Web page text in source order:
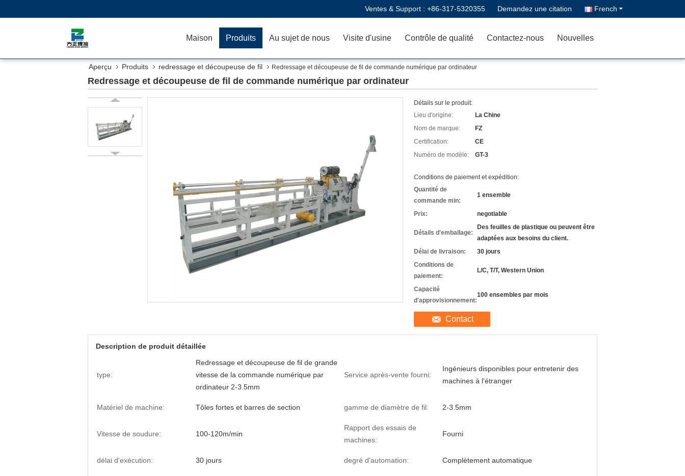
Ventes & Support : +86-317-5320355 Demandez une citation French
Maison Produits Au sujet de nous Visite d'usine Contrôle de qualité Contactez-nous Nouvelles
Aperçu Produits redressage et découpeuse de fil Redressage et découpeuse de fil de commande numérique par ordinateur
Redressage et découpeuse de fil de commande numérique par ordinateur
Détails sur le produit:
Lieu d'origine:
La Chine
Nom de marque:
FZ
Certification:
CE
Numéro de modèle:
GT-3
Conditions de paiement et expédition:
Quantité de
commande min:
1 ensemble
Prix: negotiable
Détails d'emballage:
Des feuilles de plastique ou peuvent être
adaptées aux besoins du client.
Délai de livraison:
30 jours
Conditions de
paiement:
L/C, T/T, Western Union
Capacité
d'approvisionnement:
100 ensembles par mois
Contact
Description de produit détaillée
type:
Redressage et découpeuse de fil de grande
vitesse de la commande numérique par
ordinateur 2-3.5mm
Service après-vente fourni:
Ingénieurs disponibles pour entretenir des
machines à l'étranger
Matériel de machine: Tôles fortes et barres de section gamme de diamètre de fil: 2-3.5mm
Vitesse de soudure: 100-120m/min
Rapport des essais de
machines:
Fourni
délai d'exécution: 30 jours degré d'automation: Complètement automatique